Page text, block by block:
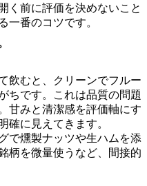
く前に評価を決めないこと
一番のコツです。
飲むと、クリーンでフルー
ちです。これは品質の問題
甘みと清潔感を評価軸にす
確に見えてきます。
で燻製ナッツや生ハムを添
柄を微量使うなど、間接的